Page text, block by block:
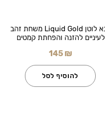
אנא לוטן Liquid Gold משחת זהב
לעיניים להזנה והפחתת קמטים
145 ₪
להוסיף לסל